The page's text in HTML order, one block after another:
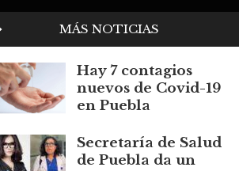
MÁS NOTICIAS
Hay 7 contagios
nuevos de Covid-19
en Puebla
Secretaría de Salud
de Puebla da un
de Puebla AMLO
Accidente
Puebla
Dengue
mujer
SITIAVW
Popocatépetl